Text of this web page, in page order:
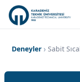
Deneyler Sabit